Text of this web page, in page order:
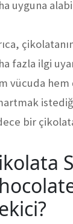
uyguna
fazla ilgi
vücuda
bir